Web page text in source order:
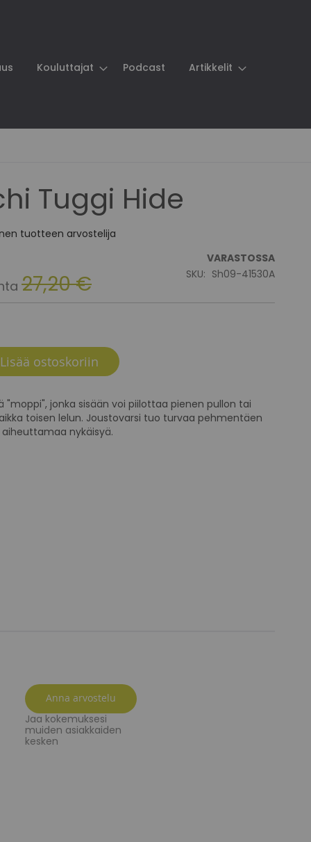
Kouluttajat Podcast Artikkelit
Tuggi Hide
tuotteen arvostelija
27,20 €
VARASTOSSA
SKU
Sh09-41530A
Lisää ostoskoriin
"moppi", jonka sisään voi piilottaa pienen pullon tai
toisen lelun. Joustovarsi tuo turvaa pehmentäen
nykäisyä.
Anna arvostelu
Jaa kokemuksesi
muiden asiakkaiden
kesken